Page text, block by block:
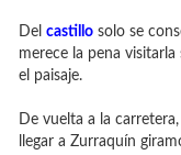
Del castillo solo se
merece la pena
el paisaje.
De vuelta a la
llegar a Zurraquín